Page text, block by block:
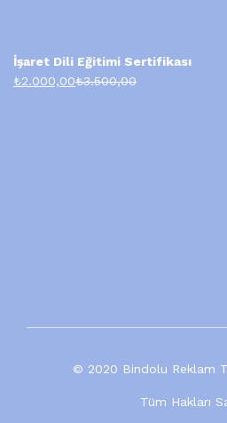
İşaret Dili Eğitimi Sertifikası
₺2.000,00₺3.500,00
© 2020 Bindolu Reklam
Tüm Hakları